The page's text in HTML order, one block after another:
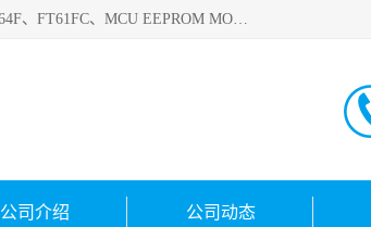
深圳悟芯电子科技有限公司目前主营的电子元器件型号FT32F、FT60F、FT61F、FT62F、FT64F、FT61FC、MCU EEPROM MOS LDO 稳压管 触摸IC DC-DC AC-DC 协议IC等，广泛应用于LED射灯、LED日光灯、等诸多领域。
公司介绍 公司动态